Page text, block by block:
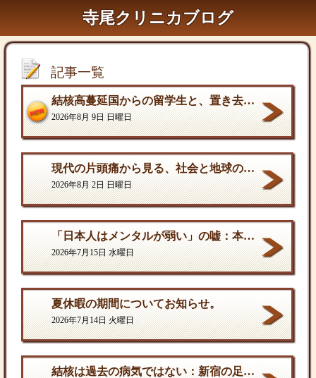
寺尾クリニカブログ
記事一覧
結核高蔓延国からの留学生と、置き去りにされた水際対策〜悪いのは学生でも学校でもなく、国の運用の遅れだ〜
2026年8月 9日 日曜日
現代の片頭痛から見る、社会と地球の構造的課題
2026年8月 2日 日曜日
「日本人はメンタルが弱い」の嘘：本当の弱さと、自分を守る「成熟した強さ
2026年7月15日 水曜日
夏休暇の期間についてお知らせ。
2026年7月14日 火曜日
結核は過去の病気ではない：新宿の足元に潜む歪んだ現実